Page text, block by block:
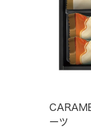
ーツ